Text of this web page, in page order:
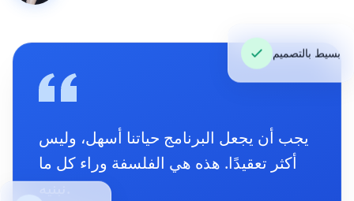
يجب أن يجعل البرنامج حياتنا أسهل، وليس
أكثر تعقيدًا. هذه هي الفلسفة وراء كل ما
نبنيه.
بسيط بالتصميم